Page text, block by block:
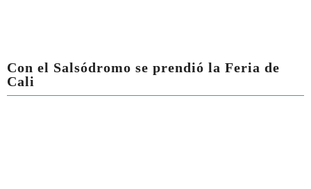
Con el Salsódromo se prendió la Feria de
Cali